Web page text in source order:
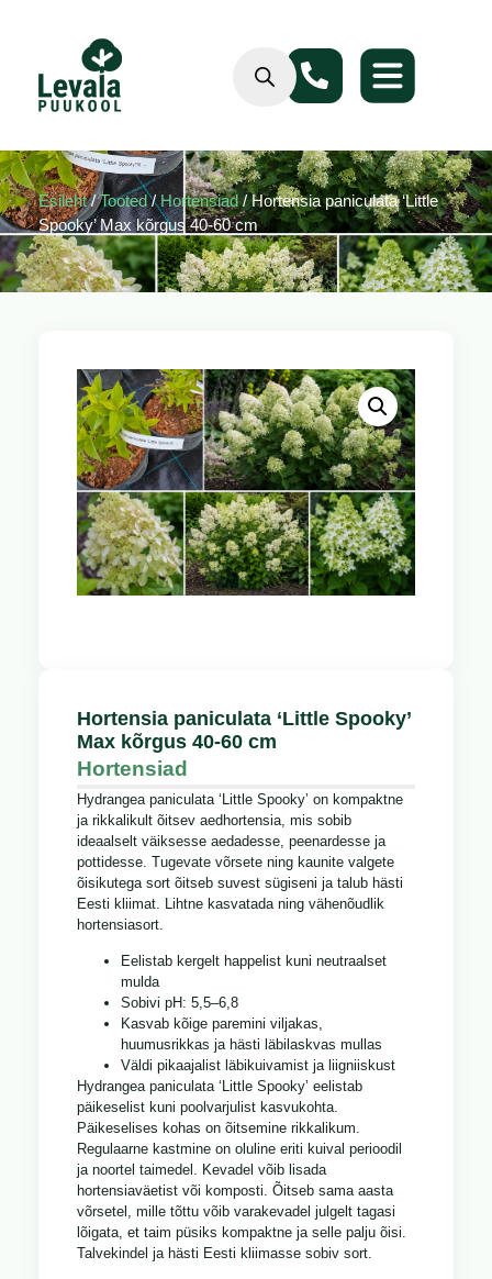
Esileht/Tooted/Hortensiad/ Hortensia paniculata ‘Little
Spooky’ Max kõrgus 40-60 cm
Hortensia paniculata ‘Little Spooky’
Max kõrgus 40-60 cm
Hortensiad
Hydrangea paniculata ‘Little Spooky’ on kompaktne
ja rikkalikult õitsev aedhortensia, mis sobib
ideaalselt väiksesse aedadesse, peenardesse ja
pottidesse. Tugevate võrsete ning kaunite valgete
õisikutega sort õitseb suvest sügiseni ja talub hästi
Eesti kliimat. Lihtne kasvatada ning vähenõudlik
hortensiasort.
Eelistab kergelt happelist kuni neutraalset
mulda
Sobivi pH: 5,5–6,8
Kasvab kõige paremini viljakas,
huumusrikkas ja hästi läbilaskvas mullas
Väldi pikaajalist läbikuivamist ja liigniiskust
Hydrangea paniculata ‘Little Spooky’ eelistab
päikeselist kuni poolvarjulist kasvukohta.
Päikeselises kohas on õitsemine rikkalikum.
Regulaarne kastmine on oluline eriti kuival perioodil
ja noortel taimedel. Kevadel võib lisada
hortensiaväetist või komposti. Õitseb sama aasta
võrsetel, mille tõttu võib varakevadel julgelt tagasi
lõigata, et taim püsiks kompaktne ja selle palju õisi.
Talvekindel ja hästi Eesti kliimasse sobiv sort.